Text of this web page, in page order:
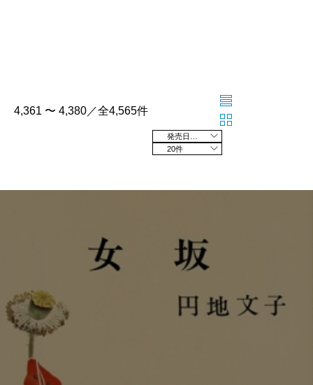
4,361 〜 4,380／全4,565件
20件